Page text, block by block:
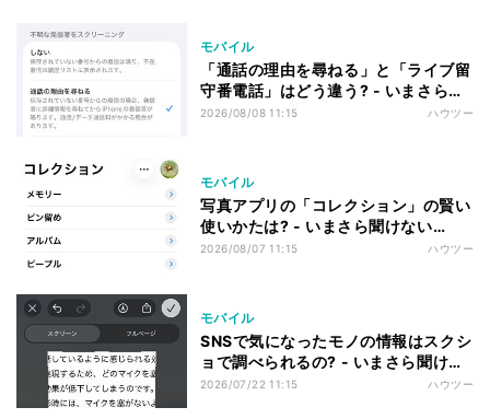
モバイル
「通話の理由を尋ねる」と「ライブ留
守番電話」はどう違う? - いまさら聞
けないiPhoneのなぜ
2026/08/08 11:15 ハウツー
モバイル
写真アプリの「コレクション」の賢い
使いかたは? - いまさら聞けない
iPhoneのなぜ
2026/08/07 11:15 ハウツー
モバイル
SNSで気になったモノの情報はスクシ
ョで調べられるの? - いまさら聞けな
いiPhoneのなぜ
2026/07/22 11:15 ハウツー